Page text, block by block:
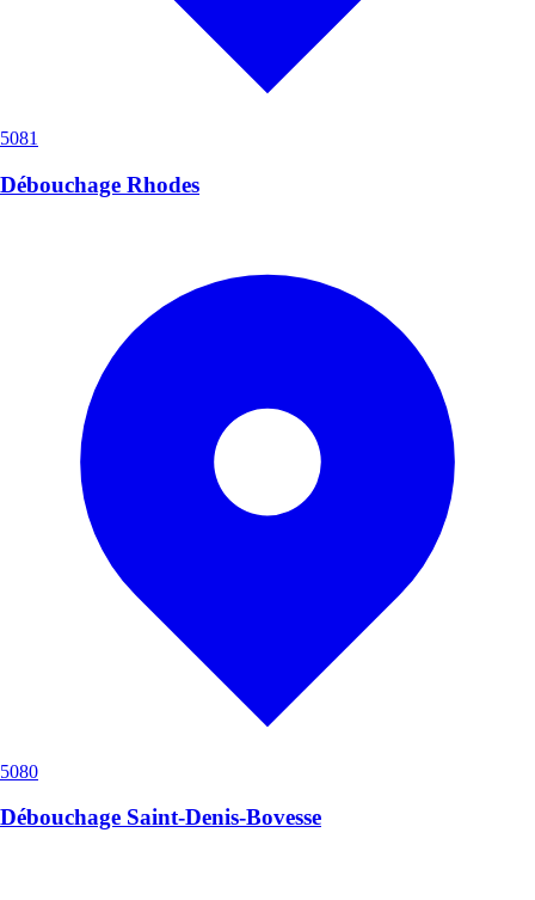
5081
Débouchage Rhodes
5080
Débouchage Saint-Denis-Bovesse